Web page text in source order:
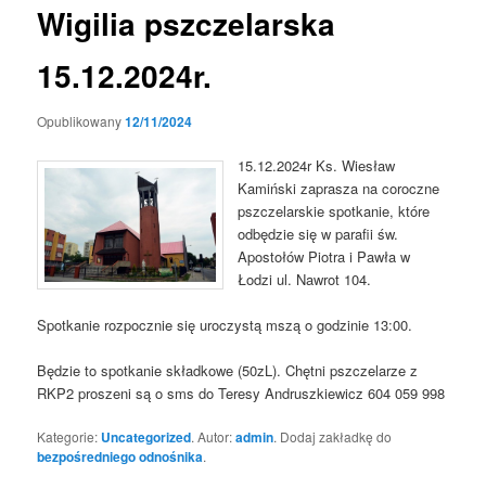
Wigilia pszczelarska
15.12.2024r.
Opublikowany12/11/2024
15.12.2024r Ks. Wiesław
Kamiński zaprasza na coroczne
pszczelarskie spotkanie, które
odbędzie się w parafii św.
Apostołów Piotra i Pawła w
Łodzi ul. Nawrot 104.
Spotkanie rozpocznie się uroczystą mszą o godzinie 13:00.
Będzie to spotkanie składkowe (50zL). Chętni pszczelarze z
RKP2 proszeni są o sms do Teresy Andruszkiewicz 604 059 998
Kategorie: Uncategorized. Autor:admin. Dodaj zakładkę do
bezpośredniego odnośnika.